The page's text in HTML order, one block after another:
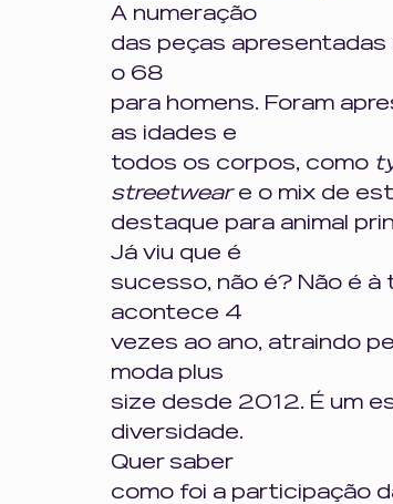
A numeração
das peças apresentadas
o 68
para homens. Foram
as idades e
todos os corpos, como
streetwear e o mix de
destaque para animal
Já viu que é
sucesso, não é? Não é
acontece 4
vezes ao ano, atraindo
moda plus
size desde 2012. É um
diversidade.
Quer saber
como foi a participação